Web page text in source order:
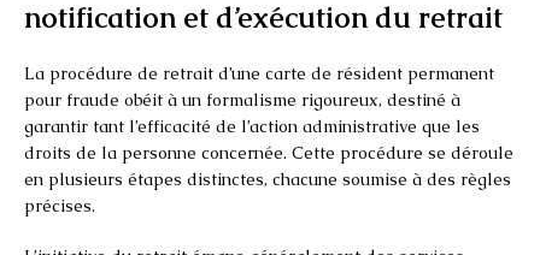
notification et d’exécution du retrait
La procédure de retrait d’une carte de résident permanent
pour fraude obéit à un formalisme rigoureux, destiné à
garantir tant l’efficacité de l’action administrative que les
droits de la personne concernée. Cette procédure se déroule
en plusieurs étapes distinctes, chacune soumise à des règles
précises.